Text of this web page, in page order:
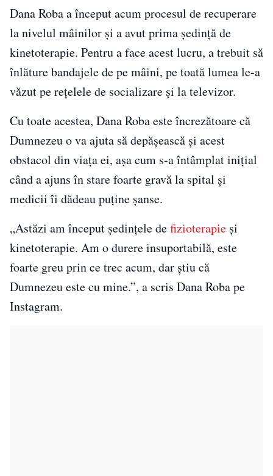
Dana Roba a început acum procesul de recuperare
la nivelul mâinilor și a avut prima ședință de
kinetoterapie. Pentru a face acest lucru, a trebuit să
înlăture bandajele de pe mâini, pe toată lumea le-a
văzut pe rețelele de socializare și la televizor.
Cu toate acestea, Dana Roba este încrezătoare că
Dumnezeu o va ajuta să depășească și acest
obstacol din viața ei, așa cum s-a întâmplat inițial
când a ajuns în stare foarte gravă la spital și
medicii îi dădeau puține șanse.
„Astăzi am început ședințele defizioterapie și
kinetoterapie. Am o durere insuportabilă, este
foarte greu prin ce trec acum, dar știu că
Dumnezeu este cu mine.”, a scris Dana Roba pe
Instagram.